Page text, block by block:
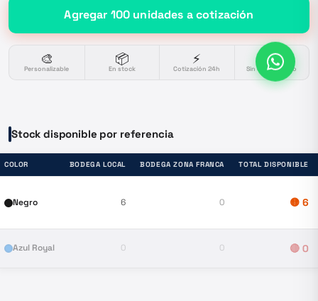
Agregar 100 unidades a cotización
🎨
Personalizable
📦
En stock
⚡
Cotización 24h
🔒
Sin compromiso
Stock disponible por referencia
COLOR BODEGA LOCAL BODEGA ZONA FRANCA TOTAL DISPONIBLE
Negro 6 0 🟡 6
Azul Royal 0 0 🔴 0